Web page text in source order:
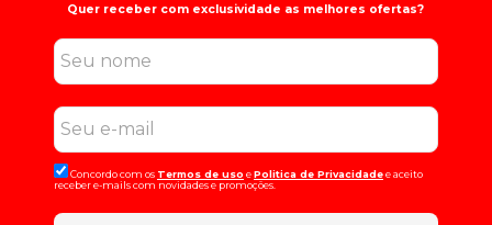
Quer receber com exclusividade as melhores ofertas?
Concordo com os Termos de uso ePolitica de Privacidadee aceito
receber e-mails com novidades e promoções.